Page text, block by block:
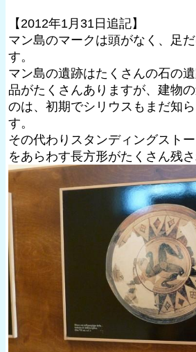
【2012年1月31日追記】
マン島のマークは頭がなく、足
す。
マン島の遺跡はたくさんの石の
品がたくさんありますが、建物
のは、初期でシリウスもまだ知
す。
その代わりスタンディングスト
をあらわす長方形がたくさん残さ